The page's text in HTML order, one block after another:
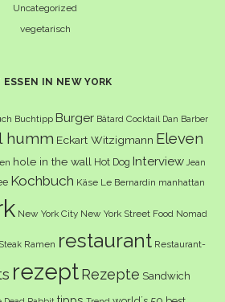
Uncategorized
vegetarisch
ESSEN IN NEW YORK
Buchtipp Burger Bâtard Cocktail Dan Barber
humm Eckart Witzigmann Eleven
hole in the wall Hot Dog Interview Jean
Kochbuch Käse Le Bernardin manhattan
New York City New York Street Food Nomad
Ramen restaurant Restaurant-
rezept Rezepte Sandwich